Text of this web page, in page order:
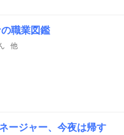
職業図鑑
他
ージャー、今夜は帰す